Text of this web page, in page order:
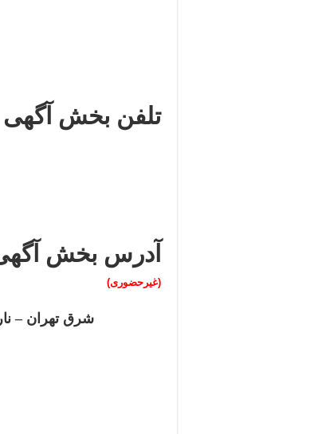
تلفن بخش آگهی
آدرس بخش
(غیرحضوری)
شرق تهران –